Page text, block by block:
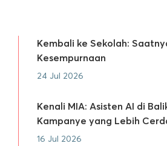
Kembali ke Sekolah:
Kesempurnaan
24 Jul 2026
Kenali MIA: Asisten AI di
Kampanye yang Lebih
16 Jul 2026